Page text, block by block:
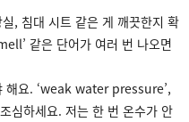
, 침대 시트 같은 게 깨끗한지 확
같은 단어가 여러 번 나오면
해요. ‘weak water pressure’,
심하세요. 저는 한 번 온수가 안